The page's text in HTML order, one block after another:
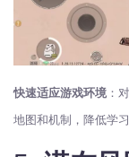
快速适应游戏环境 ：
地图和机制，降低学习